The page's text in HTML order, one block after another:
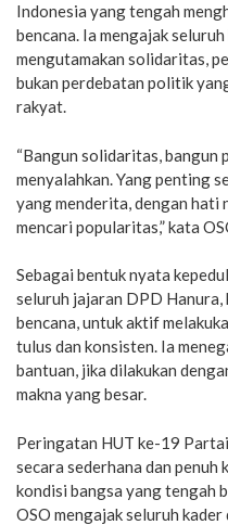
Indonesia yang tengah
bencana. Ia mengajak
mengutamakan solidaritas,
bukan perdebatan politik
rakyat.
“Bangun solidaritas, bangun
menyalahkan. Yang penting
yang menderita, dengan hati
mencari popularitas,” kata
Sebagai bentuk nyata
seluruh jajaran DPD
bencana, untuk aktif
tulus dan konsisten. Ia
bantuan, jika dilakukan
makna yang besar.
Peringatan HUT ke-19
secara sederhana dan penuh
kondisi bangsa yang tengah
OSO mengajak seluruh